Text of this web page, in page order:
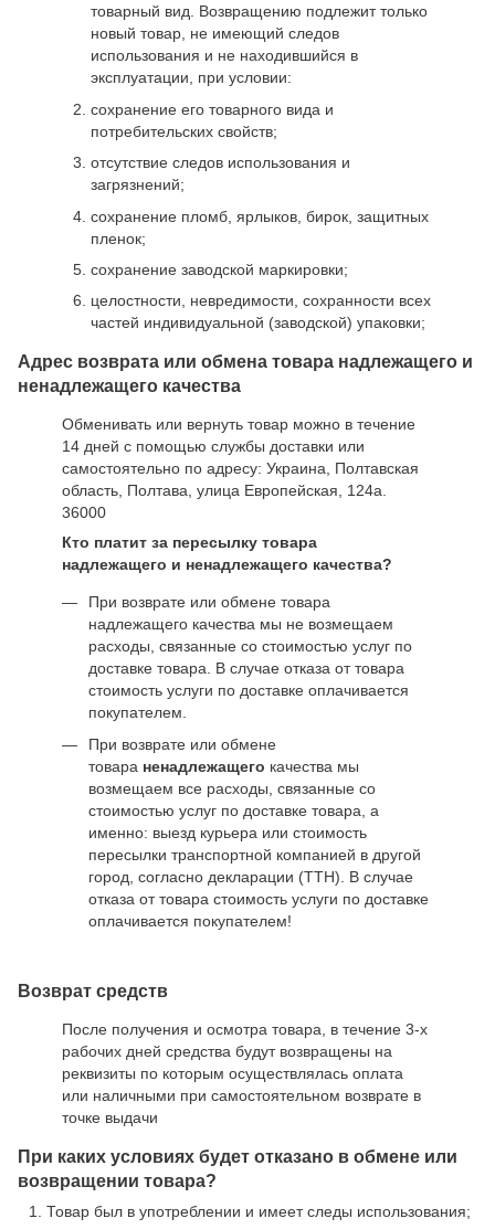
товарный вид. Возвращению подлежит только
новый товар, не имеющий следов
использования и не находившийся в
эксплуатации, при условии:
сохранение его товарного вида и
потребительских свойств;
отсутствие следов использования и
загрязнений;
сохранение пломб, ярлыков, бирок, защитных
пленок;
сохранение заводской маркировки;
целостности, невредимости, сохранности всех
частей индивидуальной (заводской) упаковки;
Адрес возврата или обмена товара надлежащего и
ненадлежащего качества
Обменивать или вернуть товар можно в течение
14 дней с помощью службы доставки или
самостоятельно по адресу: Украина, Полтавская
область, Полтава, улица Европейская, 124а.
36000
Кто платит за пересылку товара
надлежащего и ненадлежащего качества?
При возврате или обмене товара
надлежащего качества мы не возмещаем
расходы, связанные со стоимостью услуг по
доставке товара. В случае отказа от товара
стоимость услуги по доставке оплачивается
покупателем.
При возврате или обмене
товара ненадлежащего качества мы
возмещаем все расходы, связанные со
стоимостью услуг по доставке товара, а
именно: выезд курьера или стоимость
пересылки транспортной компанией в другой
город, согласно декларации (ТТН). В случае
отказа от товара стоимость услуги по доставке
оплачивается покупателем!
Возврат средств
После получения и осмотра товара, в течение 3-х
рабочих дней средства будут возвращены на
реквизиты по которым осуществлялась оплата
или наличными при самостоятельном возврате в
точке выдачи
При каких условиях будет отказано в обмене или
возвращении товара?
Товар был в употреблении и имеет следы использования;